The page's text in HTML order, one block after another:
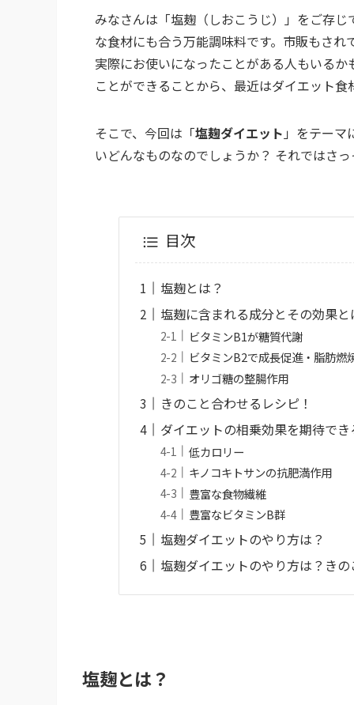
みなさんは「塩麹（しおこうじ）」をご存
な食材にも合う万能調味料です。市販もさ
実際にお使いになったことがある人もいる
ことができることから、最近はダイエット
そこで、今回は「塩麹ダイエット 」をテーマ
いどんなものなのでしょうか？ それではさ
目次
塩麹とは？
塩麹に含まれる成分とその効果と
ビタミンB1が糖質代謝
ビタミンB2で成長促進・脂肪燃
オリゴ糖の整腸作用
きのこと合わせるレシピ！
ダイエットの相乗効果を期待でき
低カロリー
キノコキトサンの抗肥満作用
豊富な食物繊維
豊富なビタミンB群
塩麹ダイエットのやり方は？
塩麹ダイエットのやり方は？き
塩麹とは？